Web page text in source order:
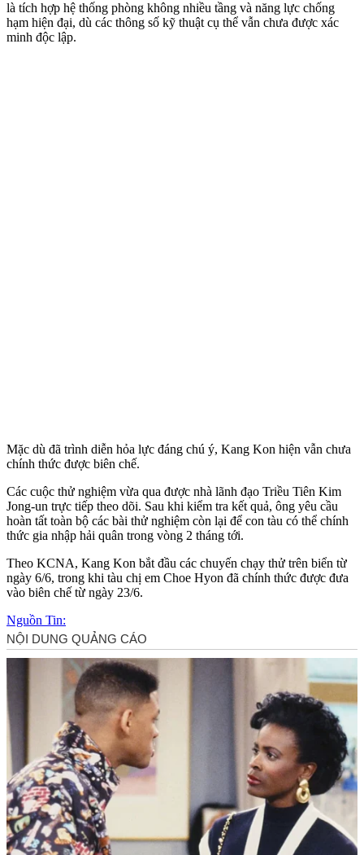
là tích hợp hệ thống phòng không nhiều tầng và năng lực chống
hạm hiện đại, dù các thông số kỹ thuật cụ thể vẫn chưa được xác
minh độc lập.
Mặc dù đã trình diễn hỏa lực đáng chú ý, Kang Kon hiện vẫn chưa
chính thức được biên chế.
Các cuộc thử nghiệm vừa qua được nhà lãnh đạo Triều Tiên Kim
Jong-un trực tiếp theo dõi. Sau khi kiểm tra kết quả, ông yêu cầu
hoàn tất toàn bộ các bài thử nghiệm còn lại để con tàu có thể chính
thức gia nhập hải quân trong vòng 2 tháng tới.
Theo KCNA, Kang Kon bắt đầu các chuyến chạy thử trên biển từ
ngày 6/6, trong khi tàu chị em Choe Hyon đã chính thức được đưa
vào biên chế từ ngày 23/6.
Nguồn Tin: